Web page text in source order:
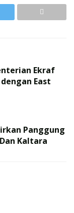
Ekraf
East
Panggung
Kaltara